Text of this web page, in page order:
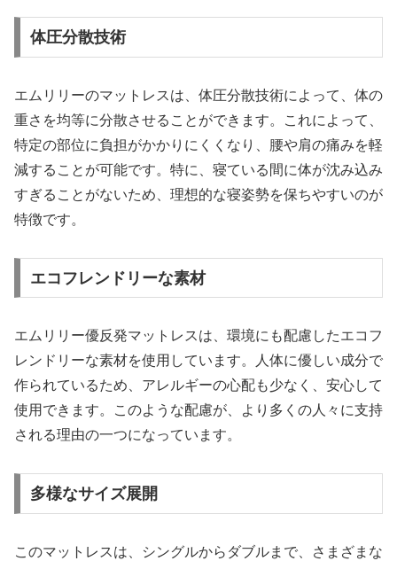
体圧分散技術
エムリリーのマットレスは、体圧分散技術によって、体の
重さを均等に分散させることができます。これによって、
特定の部位に負担がかかりにくくなり、腰や肩の痛みを軽
減することが可能です。特に、寝ている間に体が沈み込み
すぎることがないため、理想的な寝姿勢を保ちやすいのが
特徴です。
エコフレンドリーな素材
エムリリー優反発マットレスは、環境にも配慮したエコフ
レンドリーな素材を使用しています。人体に優しい成分で
作られているため、アレルギーの心配も少なく、安心して
使用できます。このような配慮が、より多くの人々に支持
される理由の一つになっています。
多様なサイズ展開
このマットレスは、シングルからダブルまで、さまざまな